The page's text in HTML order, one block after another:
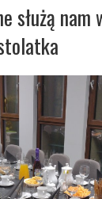
służą nam